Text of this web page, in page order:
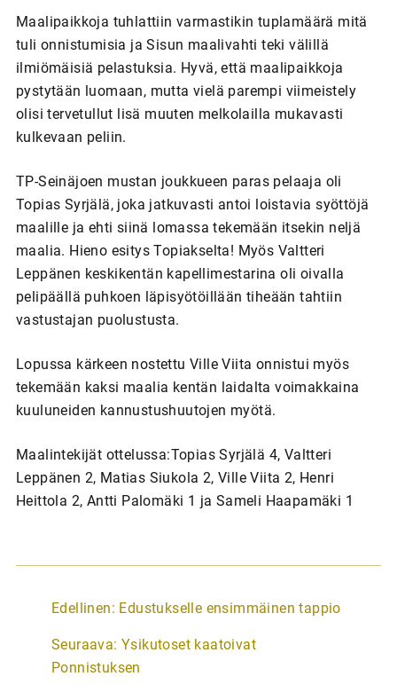
Maalipaikkoja tuhlattiin varmastikin tuplamäärä mitä
tuli onnistumisia ja Sisun maalivahti teki välillä
ilmiömäisiä pelastuksia. Hyvä, että maalipaikkoja
pystytään luomaan, mutta vielä parempi viimeistely
olisi tervetullut lisä muuten melkolailla mukavasti
kulkevaan peliin.
TP-Seinäjoen mustan joukkueen paras pelaaja oli
Topias Syrjälä, joka jatkuvasti antoi loistavia syöttöjä
maalille ja ehti siinä lomassa tekemään itsekin neljä
maalia. Hieno esitys Topiakselta! Myös Valtteri
Leppänen keskikentän kapellimestarina oli oivalla
pelipäällä puhkoen läpisyötöillään tiheään tahtiin
vastustajan puolustusta.
Lopussa kärkeen nostettu Ville Viita onnistui myös
tekemään kaksi maalia kentän laidalta voimakkaina
kuuluneiden kannustushuutojen myötä.
Maalintekijät ottelussa:Topias Syrjälä 4, Valtteri
Leppänen 2, Matias Siukola 2, Ville Viita 2, Henri
Heittola 2, Antti Palomäki 1 ja Sameli Haapamäki 1
A
t
i
Edellinen: Edustukselle ensimmäinen tappio
Seuraava: Ysikutoset kaatoivat
Ponnistuksen